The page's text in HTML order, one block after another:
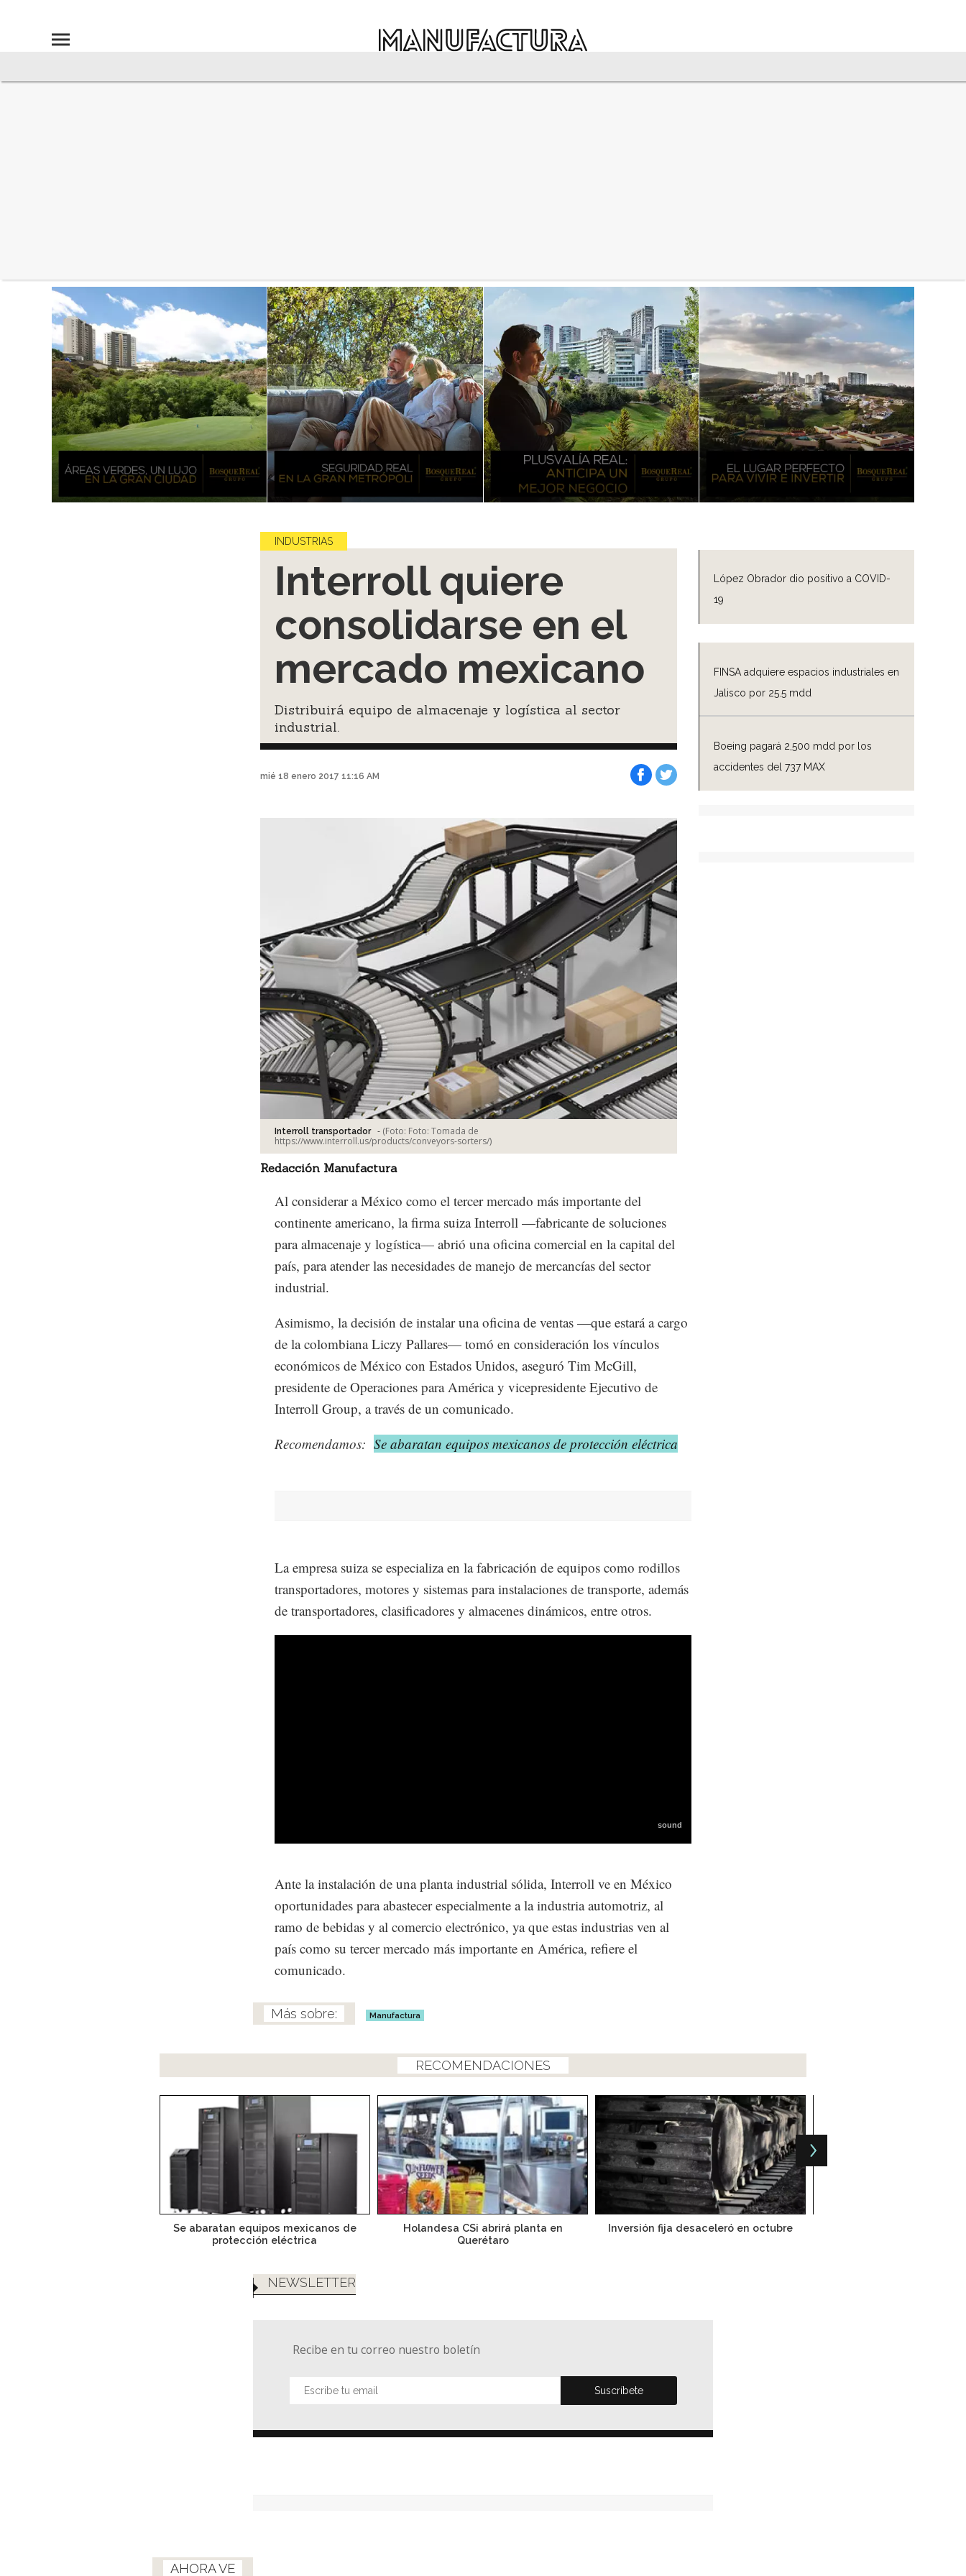
López Obrador dio positivo a COVID-
19
FINSA adquiere espacios industriales en
Jalisco por 25.5 mdd
Boeing pagará 2,500 mdd por los
accidentes del 737 MAX
INDUSTRIAS
Interroll quiere
consolidarse en el
mercado mexicano
Distribuirá equipo de almacenaje y logística al sector
industrial.
mié 18 enero 2017 11:16 AM
Interroll transportador - (Foto: Foto: Tomada de
https://www.interroll.us/products/conveyors-sorters/)
Redacción Manufactura
Al considerar a México como el tercer mercado más importante del
continente americano, la firma suiza Interroll —fabricante de soluciones
para almacenaje y logística— abrió una oficina comercial en la capital del
país, para atender las necesidades de manejo de mercancías del sector
industrial.
Asimismo, la decisión de instalar una oficina de ventas —que estará a cargo
de la colombiana Liczy Pallares— tomó en consideración los vínculos
económicos de México con Estados Unidos, aseguró Tim McGill,
presidente de Operaciones para América y vicepresidente Ejecutivo de
Interroll Group, a través de un comunicado.
Recomendamos: Se abaratan equipos mexicanos de protección eléctrica
La empresa suiza se especializa en la fabricación de equipos como rodillos
transportadores, motores y sistemas para instalaciones de transporte, además
de transportadores, clasificadores y almacenes dinámicos, entre otros.
Ante la instalación de una planta industrial sólida, Interroll ve en México
oportunidades para abastecer especialmente a la industria automotriz, al
ramo de bebidas y al comercio electrónico, ya que estas industrias ven al
país como su tercer mercado más importante en América, refiere el
comunicado.
Manufactura
RECOMENDACIONES
Se abaratan equipos mexicanos de
protección eléctrica
Holandesa CSi abrirá planta en
Querétaro
Inversión fija desaceleró en octubre
NEWSLETTER
Recibe en tu correo nuestro boletín
AHORA VE